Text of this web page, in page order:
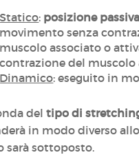
Statico: posizione passiva
movimento senza
muscolo associato o
contrazione del muscolo
Dinamico: eseguito in
deltipo di
in modo diverso
sarà sottoposto.